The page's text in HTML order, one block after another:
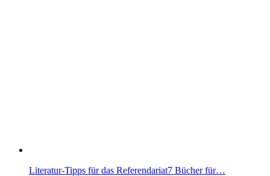
Literatur-Tipps für das Referendariat7 Bücher für…